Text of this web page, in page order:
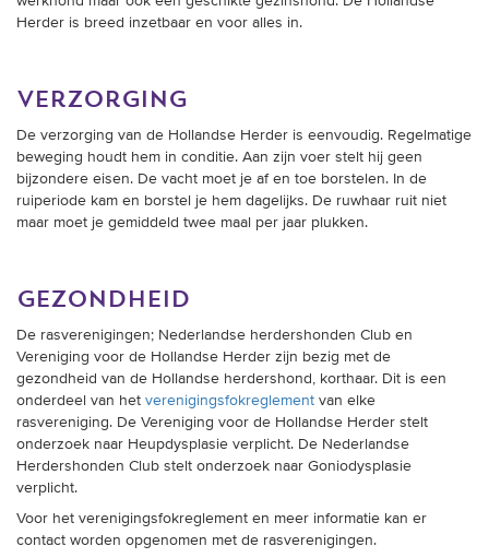
deze karaktereigenschappen is hij niet alleen een gewilde
werkhond maar ook een geschikte gezinshond. De Hollandse
verzorging
De verzorging van de Hollandse Herder is eenvoudig. Regelmatige
beweging houdt hem in conditie. Aan zijn voer stelt hij geen
bijzondere eisen. De vacht moet je af en toe borstelen. In de
ruiperiode kam en borstel je hem dagelijks. De ruwhaar ruit niet
gezondheid
De rasverenigingen; Nederlandse herdershonden Club en
Vereniging voor de Hollandse Herder zijn bezig met de
gezondheid van de Hollandse herdershond, korthaar. Dit is een
onderdeel van hetverenigingsfokreglement van elke
rasvereniging. DeVereniging voor de Hollandse Herder stelt
onderzoek naar Heupdysplasie verplicht. DeNederlandse
Herdershonden Club stelt onderzoek naar Goniodysplasie
verplicht.
Voor het verenigingsfokreglement en meer informatie kan er